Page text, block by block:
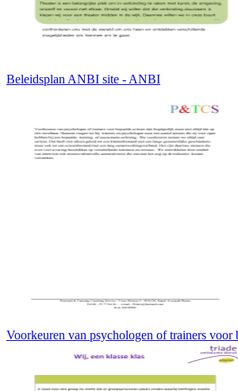
Beleidsplan ANBI site - ANBI
Voorkeuren van psychologen of trainers voor